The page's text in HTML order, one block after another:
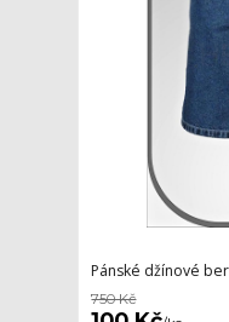
Pánské džínové
750 Kč